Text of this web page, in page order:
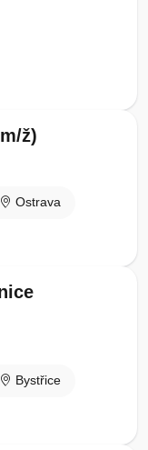
ž)
Ostrava
Bystřice